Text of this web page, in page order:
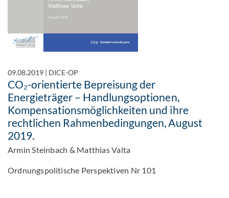
09.08.2019 | DICE-OP
CO₂-orientierte Bepreisung der
Energieträger – Handlungsoptionen,
Kompensationsmöglichkeiten und ihre
rechtlichen Rahmenbedingungen, August
2019.
Armin Steinbach & Matthias Valta
Ordnungspolitische Perspektiven Nr 101